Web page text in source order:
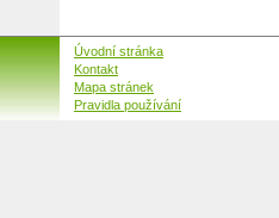
Úvodní stránka
Kontakt
Mapa stránek
Pravidla používání